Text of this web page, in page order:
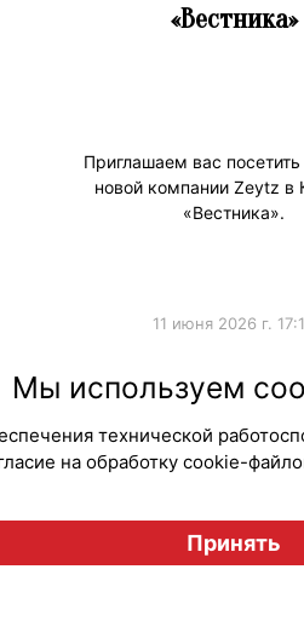
«Вестника»
Приглашаем вас
новой компании Zeytz в
«Вестника».
11 июня 2026 г.
лицензионного рынка",
Мы используем
технической
на обработку cookie-
Принять